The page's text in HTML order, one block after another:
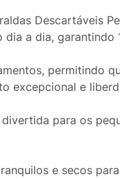
Descartáveis
a dia, garantindo
permitindo
excepcional e
para os
e secos